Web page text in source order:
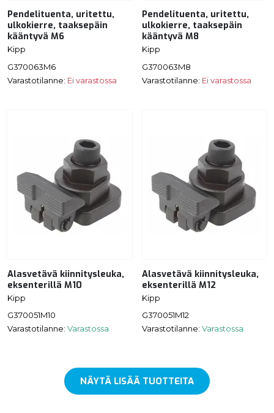
Pendelituenta, uritettu,
ulkokierre, taaksepäin
kääntyvä M6
Kipp
G370063M6
Varastotilanne: Ei varastossa
Pendelituenta, uritettu,
ulkokierre, taaksepäin
kääntyvä M8
Kipp
G370063M8
Varastotilanne: Ei varastossa
Alasvetävä kiinnitysleuka,
eksenterillä M10
Kipp
G370051M10
Varastotilanne: Varastossa
Alasvetävä kiinnitysleuka,
eksenterillä M12
Kipp
G370051M12
Varastotilanne: Varastossa
NÄYTÄ LISÄÄ TUOTTEITA